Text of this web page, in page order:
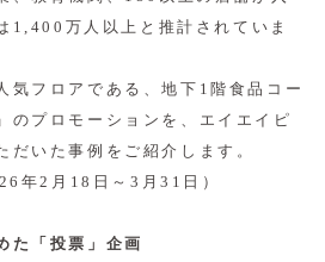
1,400万人以上と推計されていま
気フロアである、地下1階食品コー
のプロモーションを、エイエイピ
だいた事例をご紹介します。
年2月18日～3月31日）
た「投票」企画